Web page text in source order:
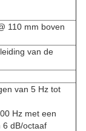
110 mm boven
van de
van 5 Hz tot
Hz met een
6 dB/octaaf